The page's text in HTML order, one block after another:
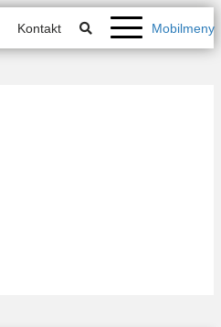
Kontakt Mobilmeny